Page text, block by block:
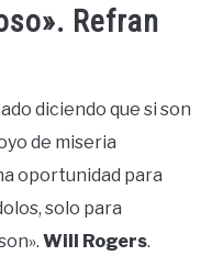
Refran
diciendo que si son
de miseria
oportunidad para
solo para
Will Rogers.